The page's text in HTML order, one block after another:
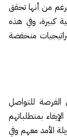
من أنها تحقق
كبيرة، وفي هذه
منخفضة
الفرصة للتواصل
بمتطلباتهم
الأمد معهم وفي